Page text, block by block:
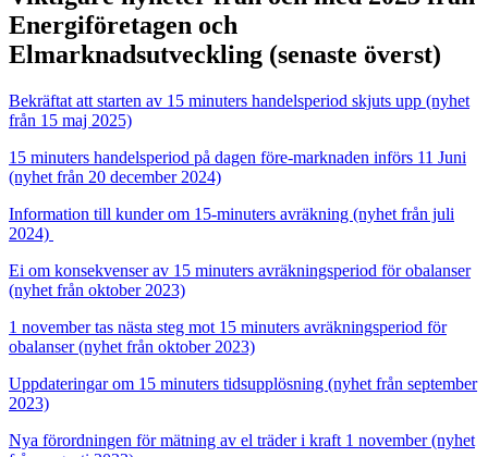
Energiföretagen och
Elmarknadsutveckling (senaste överst)
Bekräftat att starten av 15 minuters handelsperiod skjuts upp (nyhet
från 15 maj 2025)
15 minuters handelsperiod på dagen före-marknaden införs 11 Juni
(nyhet från 20 december 2024)
Information till kunder om 15-minuters avräkning (nyhet från juli
2024)
Ei om konsekvenser av 15 minuters avräkningsperiod för obalanser
(nyhet från oktober 2023)
1 november tas nästa steg mot 15 minuters avräkningsperiod för
obalanser (nyhet från oktober 2023)
Uppdateringar om 15 minuters tidsupplösning (nyhet från september
2023)
Nya förordningen för mätning av el träder i kraft 1 november (nyhet